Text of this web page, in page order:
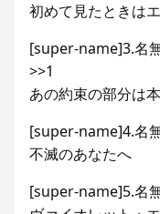
初めて見たときは
[super-name]3.名
>>1
あの約束の部分は
[super-name]4.名
不滅のあなたへ
[super-name]5.名